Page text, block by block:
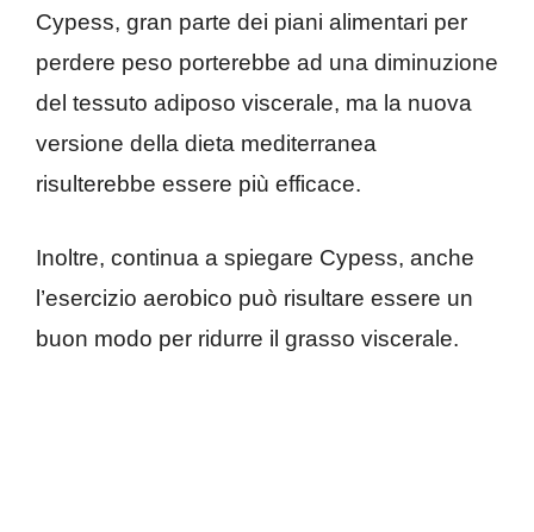
Cypess, gran parte dei piani alimentari per
perdere peso porterebbe ad una diminuzione
del tessuto adiposo viscerale, ma la nuova
versione della dieta mediterranea
risulterebbe essere più efficace.
Inoltre, continua a spiegare Cypess, anche
l’esercizio aerobico può risultare essere un
buon modo per ridurre il grasso viscerale.